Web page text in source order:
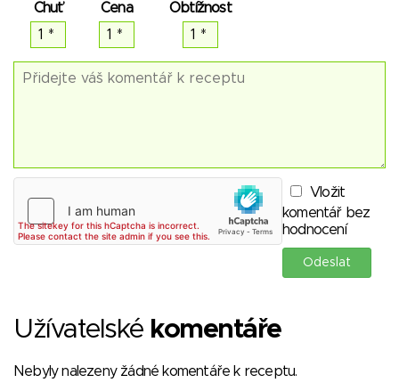
Chuť
Cena Obtížnost
Vložit
komentář bez
hodnocení
Užívatelské komentáře
Nebyly nalezeny žádné komentáře k receptu.